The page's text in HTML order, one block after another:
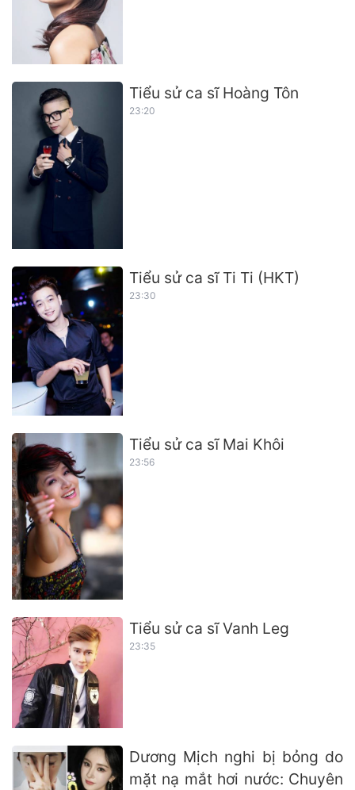
Tiểu sử ca sĩ Hoàng Tôn
23:20
Tiểu sử ca sĩ Ti Ti (HKT)
23:30
Tiểu sử ca sĩ Mai Khôi
23:56
Tiểu sử ca sĩ Vanh Leg
23:35
Dương Mịch nghi bị bỏng do
mặt nạ mắt hơi nước: Chuyên